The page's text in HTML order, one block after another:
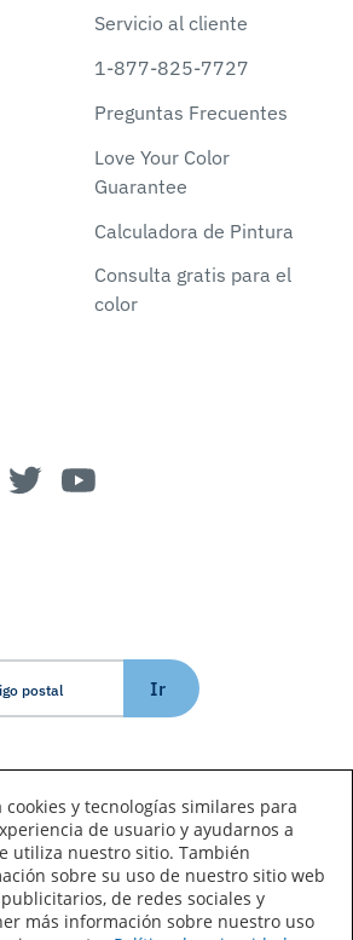
Servicio al cliente
1-877-825-7727
Preguntas Frecuentes
Love Your Color
Guarantee
Calculadora de Pintura
Consulta gratis para el
color
Ir
y tecnologías similares para
de usuario y ayudarnos a
utiliza nuestro sitio. También
sobre su uso de nuestro sitio web
de redes sociales y
más información sobre nuestro uso